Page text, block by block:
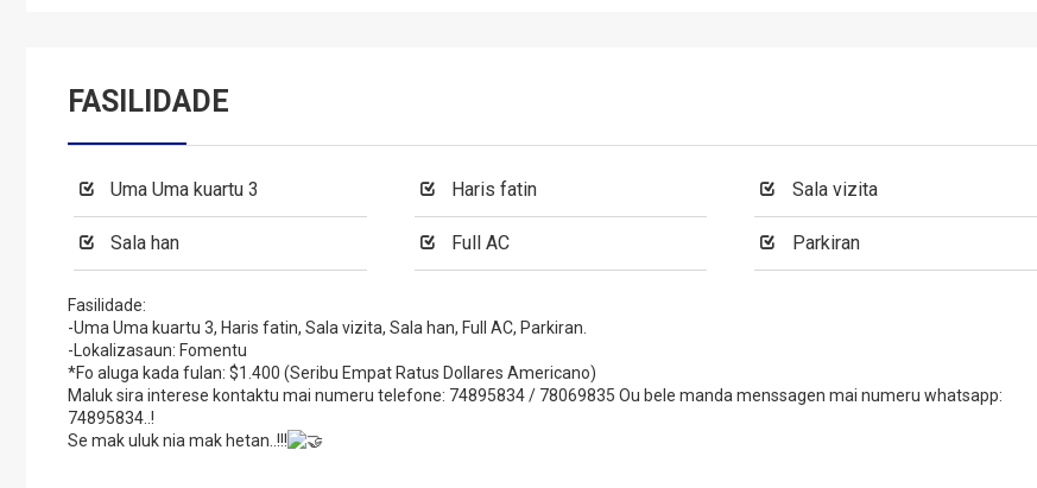
FASILIDADE
Uma Uma kuartu 3 Haris fatin Sala vizita
Sala han Full AC Parkiran
Fasilidade:
-Uma Uma kuartu 3, Haris fatin, Sala vizita, Sala han, Full AC, Parkiran.
-Lokalizasaun: Fomentu
*Fo aluga kada fulan: $1.400 (Seribu Empat Ratus Dollares Americano)
Maluk sira interese kontaktu mai numeru telefone: 74895834 / 78069835 Ou bele manda menssagen mai numeru whatsapp:
74895834..!
Se mak uluk nia mak hetan..!!!